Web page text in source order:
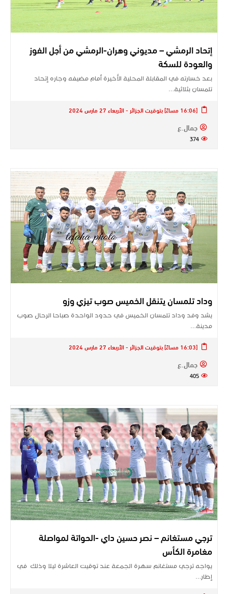
إتحاد الرمشي – مديوني وهران-الرمشي من أجل الفوز
والعودة للسكة
بعد خسارته في المقابلة المحلية الأخيرة أمام مضيفه وجاره إتحاد
تلمسان بثلاثية…
[16:06 مساءً] بتوقيت الجزائر - الأربعاء 27 مارس 2024
جمال.ع
374
وداد تلمسان يتنقل الخميس صوب تيزي وزو
يشد وفد وداد تلمسان الخميس في حدود الواحدة صباحا الرحال صوب
مدينة…
[16:03 مساءً] بتوقيت الجزائر - الأربعاء 27 مارس 2024
جمال.ع
405
ترجي مستغانم – نصر حسين داي -الحواتة لمواصلة
مغامرة الكأس
يواجه ترجي مستغانم سهرة الجمعة عند توقيت العاشرة ليلا وذلك في
إطار…